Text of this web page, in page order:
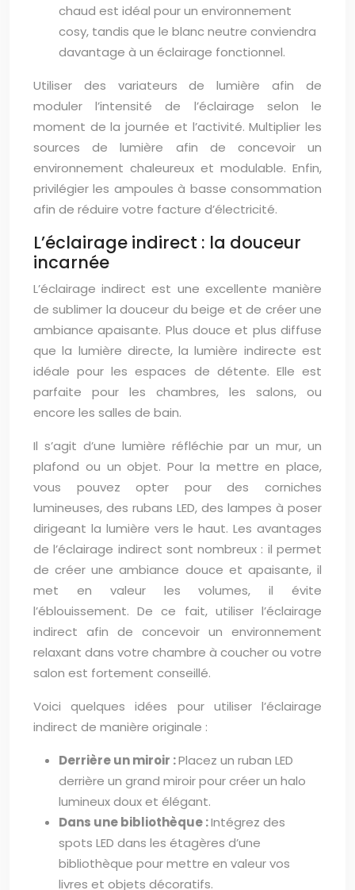
chaud est idéal pour un environnement
cosy, tandis que le blanc neutre conviendra
davantage à un éclairage fonctionnel.
Utiliser des variateurs de lumière afin de
moduler l’intensité de l’éclairage selon le
moment de la journée et l’activité. Multiplier les
sources de lumière afin de concevoir un
environnement chaleureux et modulable. Enfin,
privilégier les ampoules à basse consommation
afin de réduire votre facture d’électricité.
L’éclairage indirect : la douceur
incarnée
L’éclairage indirect est une excellente manière
de sublimer la douceur du beige et de créer une
ambiance apaisante. Plus douce et plus diffuse
que la lumière directe, la lumière indirecte est
idéale pour les espaces de détente. Elle est
parfaite pour les chambres, les salons, ou
encore les salles de bain.
Il s’agit d’une lumière réfléchie par un mur, un
plafond ou un objet. Pour la mettre en place,
vous pouvez opter pour des corniches
lumineuses, des rubans LED, des lampes à poser
dirigeant la lumière vers le haut. Les avantages
de l’éclairage indirect sont nombreux : il permet
de créer une ambiance douce et apaisante, il
met en valeur les volumes, il évite
l’éblouissement. De ce fait, utiliser l’éclairage
indirect afin de concevoir un environnement
relaxant dans votre chambre à coucher ou votre
salon est fortement conseillé.
Voici quelques idées pour utiliser l’éclairage
indirect de manière originale :
Derrière un miroir :Placez un ruban LED
derrière un grand miroir pour créer un halo
lumineux doux et élégant.
Dans une bibliothèque :Intégrez des
spots LED dans les étagères d’une
bibliothèque pour mettre en valeur vos
livres et objets décoratifs.